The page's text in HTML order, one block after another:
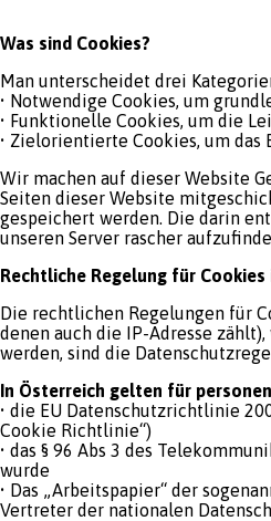
Was sind Cookies?
Man unterscheidet drei
• Notwendige Cookies, um
• Funktionelle Cookies, um die
• Zielorientierte Cookies, um das
Wir machen auf dieser Website
Seiten dieser Website
gespeichert werden. Die darin
unseren Server rascher
Rechtliche Regelung für
Die rechtlichen Regelungen für
denen auch die IP-Adresse
werden, sind die
In Österreich gelten für
• die EU Datenschutzrichtlinie
Cookie Richtlinie“)
• das § 96 Abs 3 des
wurde
• Das „Arbeitspapier“ der
Vertreter der nationalen